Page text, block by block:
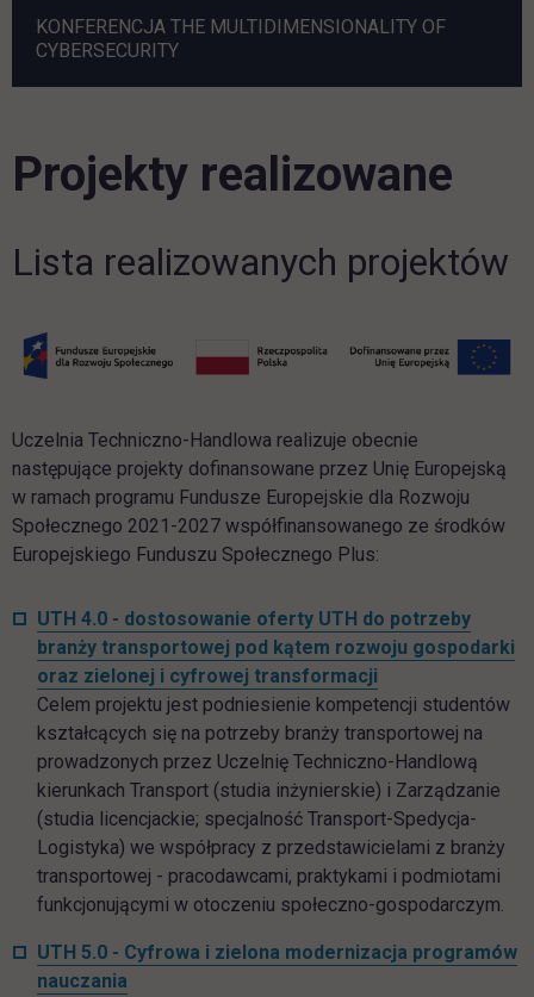
KONFERENCJA THE MULTIDIMENSIONALITY OF
CYBERSECURITY
Projekty realizowane
Lista realizowanych projektów
Uczelnia Techniczno-Handlowa realizuje obecnie
następujące projekty dofinansowane przez Unię Europejską
w ramach programu Fundusze Europejskie dla Rozwoju
Społecznego 2021-2027 współfinansowanego ze środków
Europejskiego Funduszu Społecznego Plus:
UTH 4.0 - dostosowanie oferty UTH do potrzeby
branży transportowej pod kątem rozwoju gospodarki
oraz zielonej i cyfrowej transformacji
Celem projektu jest podniesienie kompetencji studentów
kształcących się na potrzeby branży transportowej na
prowadzonych przez Uczelnię Techniczno-Handlową
kierunkach Transport (studia inżynierskie) i Zarządzanie
(studia licencjackie; specjalność Transport-Spedycja-
Logistyka) we współpracy z przedstawicielami z branży
transportowej - pracodawcami, praktykami i podmiotami
funkcjonującymi w otoczeniu społeczno-gospodarczym.
UTH 5.0 - Cyfrowa i zielona modernizacja programów
nauczania